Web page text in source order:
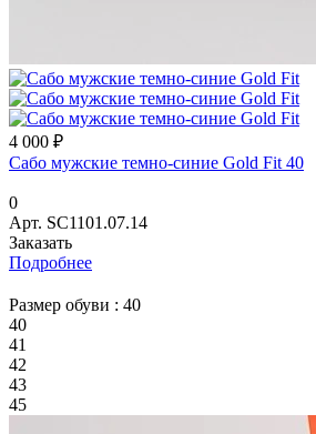
4 000 ₽
Сабо мужские темно-синие Gold Fit 40
0
Арт. SC1101.07.14
Заказать
Подробнее
Размер обуви : 40
40
41
42
43
45